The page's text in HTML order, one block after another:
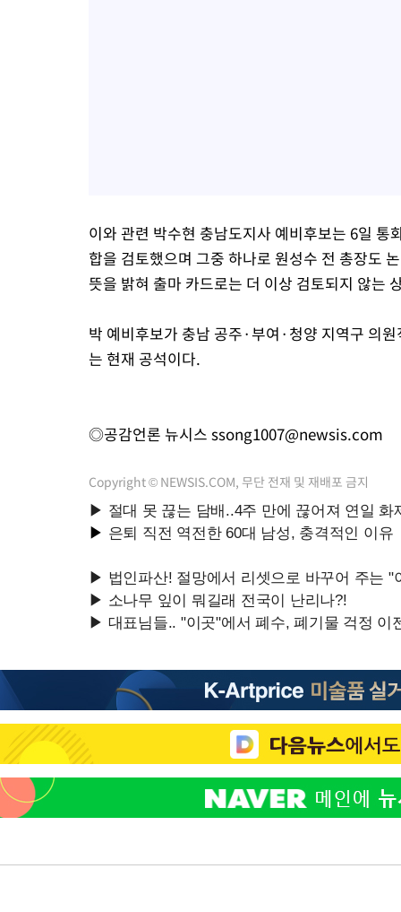
이와 관련 박수현 충남도지사 예비후보는 6일
합을 검토했으며 그중 하나로 원성수 전 총장도
뜻을 밝혀 출마 카드로는 더 이상 검토되지 않는
박 예비후보가 충남 공주·부여·청양 지역구 의
는 현재 공석이다.
◎공감언론 뉴시스 ssong1007@newsis.com
Copyright © NEWSIS.COM, 무단 전재 및 재배포 금지